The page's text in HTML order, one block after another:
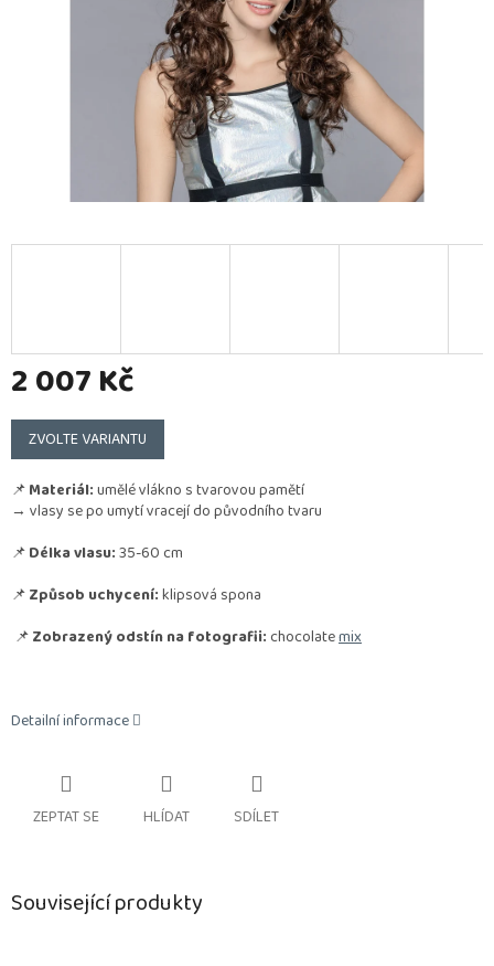
2 007 Kč
Měrná
cena:
ZVOLTE VARIANTU
📌Materiál:umělé vlákno s tvarovou pamětí
→ vlasy se po umytí vracejí do původního tvaru
📌Délka vlasu:35-60 cm
📌Způsob uchycení:klipsová spona
📌Zobrazený odstín na fotografii: chocolatemix
Detailní informace
ZEPTAT SE HLÍDAT SDÍLET
Související produkty